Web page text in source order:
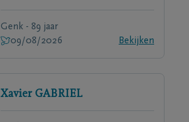
Genk - 89 jaar
09/08/2026
Bekijken
Xavier GABRIEL